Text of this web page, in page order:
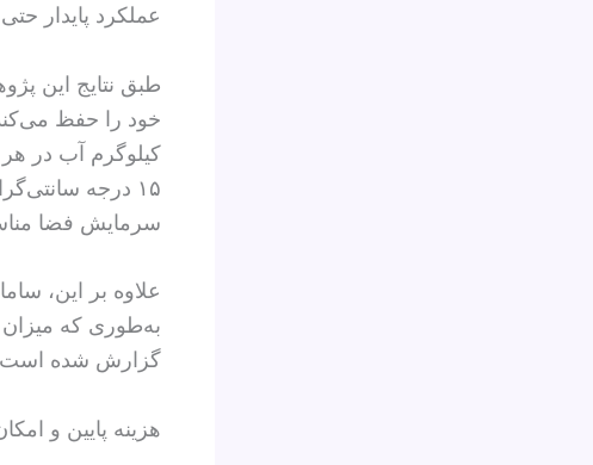
عملکرد پایدار
طبق نتایج این
۱۵ درجه
سرمایش فضا
علاوه بر این،
گزارش شده است.
هزینه پایین و